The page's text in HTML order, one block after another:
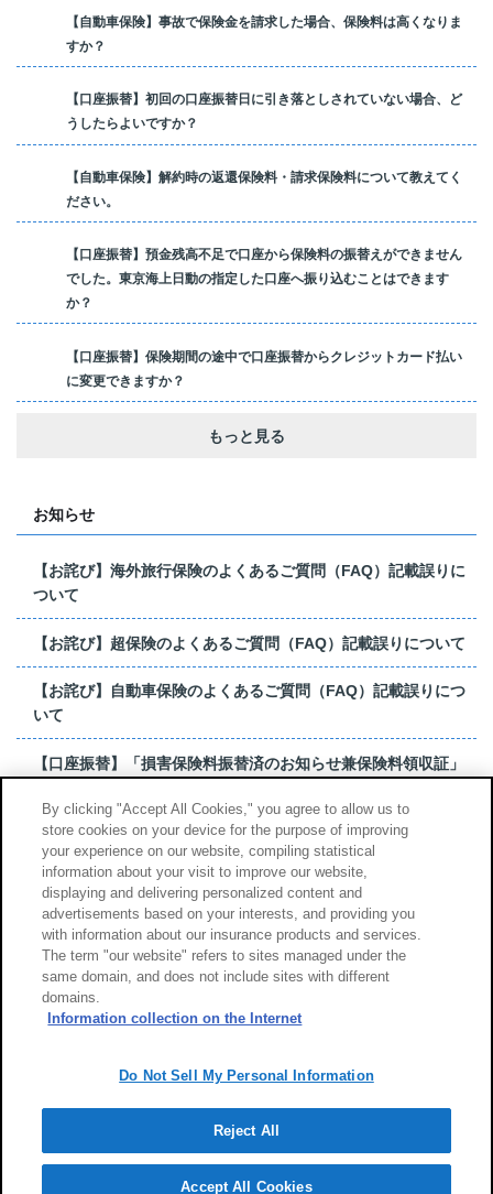
【自動車保険】事故で保険金を請求した場合、保険料は高くなりま
すか？
【口座振替】初回の口座振替日に引き落としされていない場合、ど
うしたらよいですか？
【自動車保険】解約時の返還保険料・請求保険料について教えてく
ださい。
【口座振替】預金残高不足で口座から保険料の振替えができません
でした。東京海上日動の指定した口座へ振り込むことはできます
か？
【口座振替】保険期間の途中で口座振替からクレジットカード払い
に変更できますか？
もっと見る
お知らせ
【お詫び】海外旅行保険のよくあるご質問（FAQ）記載誤りに
ついて
【お詫び】超保険のよくあるご質問（FAQ）記載誤りについて
【お詫び】自動車保険のよくあるご質問（FAQ）記載誤りにつ
いて
【口座振替】「損害保険料振替済のお知らせ兼保険料領収証」
【お詫び】超保険のよくあるご質問（FAQ）記載誤りについて
もっと見る
サイトのご利用について
勧誘方針
Copyright (c) Tokio Marine & Nichido Fire Insurance Co., Ltd.
By clicking "Accept All Cookies," you agree to allow us to
store cookies on your device for the purpose of improving
your experience on our website, compiling statistical
information about your visit to improve our website,
displaying and delivering personalized content and
advertisements based on your interests, and providing you
with information about our insurance products and services.
The term "our website" refers to sites managed under the
same domain, and does not include sites with different
domains.
Information collection on the Internet
Do Not Sell My Personal Information
Reject All
Accept All Cookies